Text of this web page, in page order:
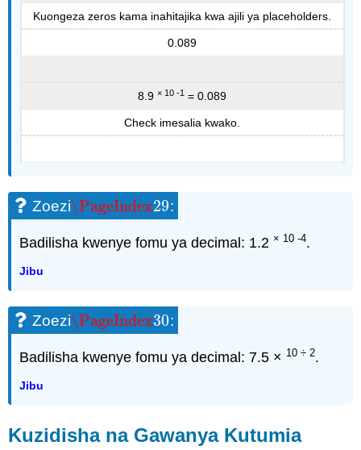
Kuongeza zeros kama inahitajika kwa ajili ya placeholders.
0.089
8.9 × 10 -1 = 0.089
Check imesalia kwako.
Zoezi\PageIndex29
\PageIndex29:
Badilisha kwenye fomu ya decimal: 1.2 × 10 -4.
Jibu
Zoezi\PageIndex30
\PageIndex30:
Badilisha kwenye fomu ya decimal: 7.5 × 10 ÷ 2.
Jibu
Kuzidisha na Gawanya Kutumia